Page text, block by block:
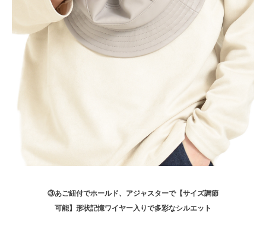
③あご紐付でホールド、アジャスターで【サイズ調節
可能】形状記憶ワイヤー入りで多彩なシルエット